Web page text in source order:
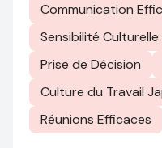
Communication
Sensibilité Culturelle
Prise de Décision
Culture du Travail
Réunions Efficaces